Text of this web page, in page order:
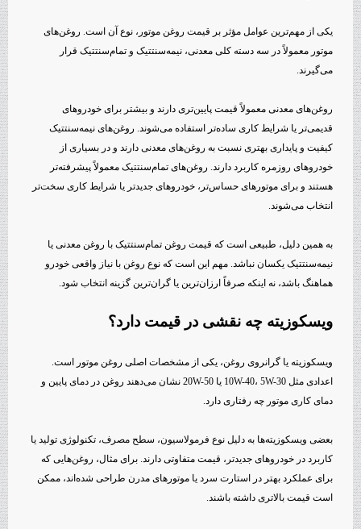
یکی از مهم‌ترین عوامل مؤثر بر قیمت روغن موتور، نوع آن است. روغن‌های
موتور معمولاً در سه دسته کلی معدنی، نیمه‌سنتتیک و تمام‌سنتتیک قرار
می‌گیرند.
روغن‌های معدنی معمولاً قیمت پایین‌تری دارند و بیشتر برای خودروهای
قدیمی‌تر یا شرایط کاری ساده‌تر استفاده می‌شوند. روغن‌های نیمه‌سنتتیک
کیفیت و پایداری بهتری نسبت به روغن‌های معدنی دارند و در بسیاری از
خودروهای روزمره کاربرد دارند. روغن‌های تمام‌سنتتیک معمولاً پیشرفته‌تر
هستند و برای موتورهای حساس‌تر، خودروهای جدیدتر یا شرایط کاری سخت‌تر
انتخاب می‌شوند.
به همین دلیل، طبیعی است که قیمت روغن تمام‌سنتتیک با روغن معدنی یا
نیمه‌سنتتیک یکسان نباشد. مهم این است که نوع روغن با نیاز واقعی خودرو
هماهنگ باشد، نه اینکه صرفاً ارزان‌ترین یا گران‌ترین گزینه انتخاب شود.
ویسکوزیته چه نقشی در قیمت دارد؟
ویسکوزیته یا گرانروی روغن، یکی از مشخصات اصلی روغن موتور است.
اعدادی مثل 10W-40، 5W-30 یا 20W-50 نشان می‌دهند روغن در دمای پایین و
دمای کاری موتور چه رفتاری دارد.
بعضی ویسکوزیته‌ها به دلیل نوع فرمولاسیون، سطح مصرف، تکنولوژی تولید یا
کاربرد در خودروهای جدیدتر، قیمت متفاوتی دارند. برای مثال، روغن‌هایی که
برای عملکرد بهتر در استارت سرد یا موتورهای مدرن طراحی شده‌اند، ممکن
است قیمت بالاتری داشته باشند.